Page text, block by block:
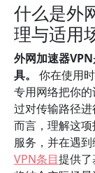
什么是外
理与适用
外网加速器
具。
你在使用
专用网络把你
过对传输路径
而言，理解这
服务，并在遇到
VPN条目提供